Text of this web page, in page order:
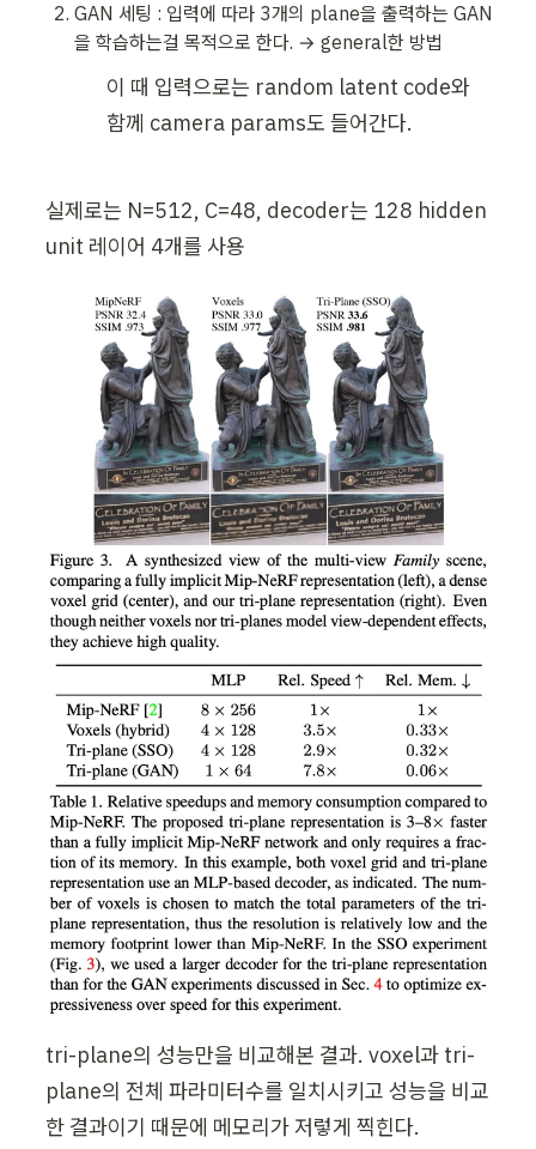
GAN 세팅 : 입력에 따라 3개의 plane을 출력하는 GAN
을 학습하는걸 목적으로 한다. → general한 방법
이 때 입력으로는 random latent code와
함께 camera params도 들어간다.
실제로는 N=512, C=48, decoder는 128 hidden
unit 레이어 4개를 사용
tri-plane의 성능만을 비교해본 결과. voxel과 tri-
plane의 전체 파라미터수를 일치시키고 성능을 비교
한 결과이기 때문에 메모리가 저렇게 찍힌다.